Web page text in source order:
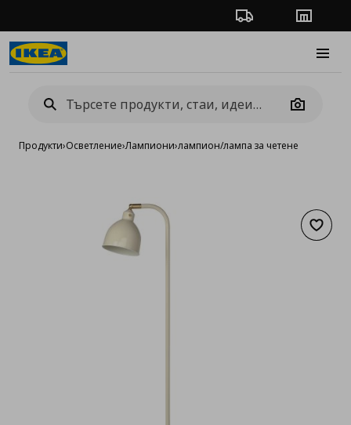
Проследяване на
Camera
Продукти›Осветление›Лампиони›лампион/лампа за четене